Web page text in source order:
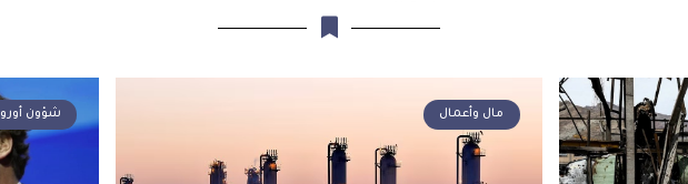
مال وأعمال شؤون